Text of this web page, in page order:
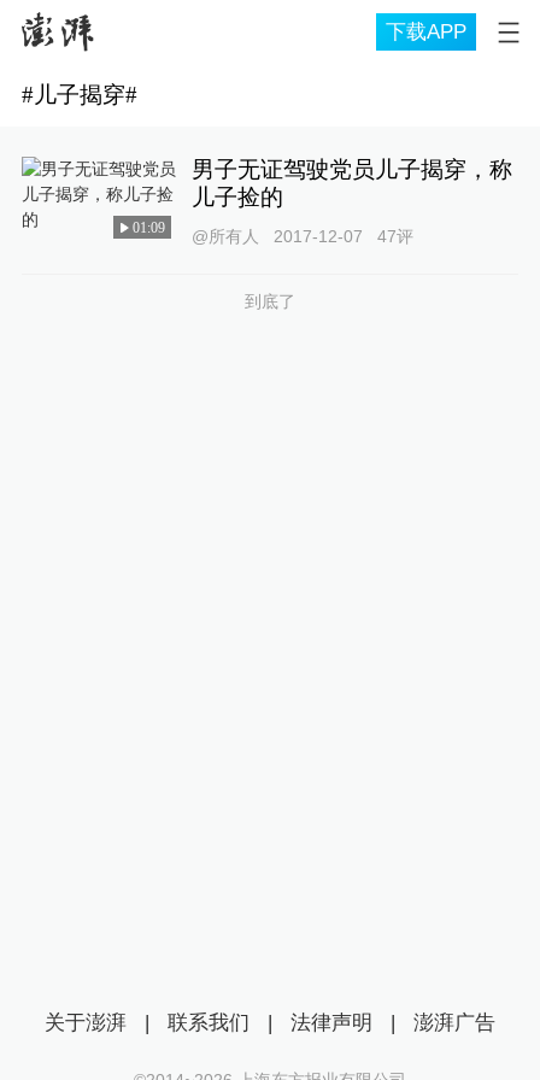
下载APP
#儿子揭穿#
01:09
男子无证驾驶党员儿子揭穿，称
儿子捡的
@所有人 2017-12-07 47评
到底了
关于澎湃 | 联系我们 | 法律声明 | 澎湃广告